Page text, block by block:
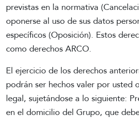
previstas en la normativa
oponerse al uso de sus datos
específicos (Oposición). Estos
como derechos ARCO.
El ejercicio de los derechos
podrán ser hechos valer por usted
legal, sujetándose a lo siguiente:
en el domicilio del Grupo, que